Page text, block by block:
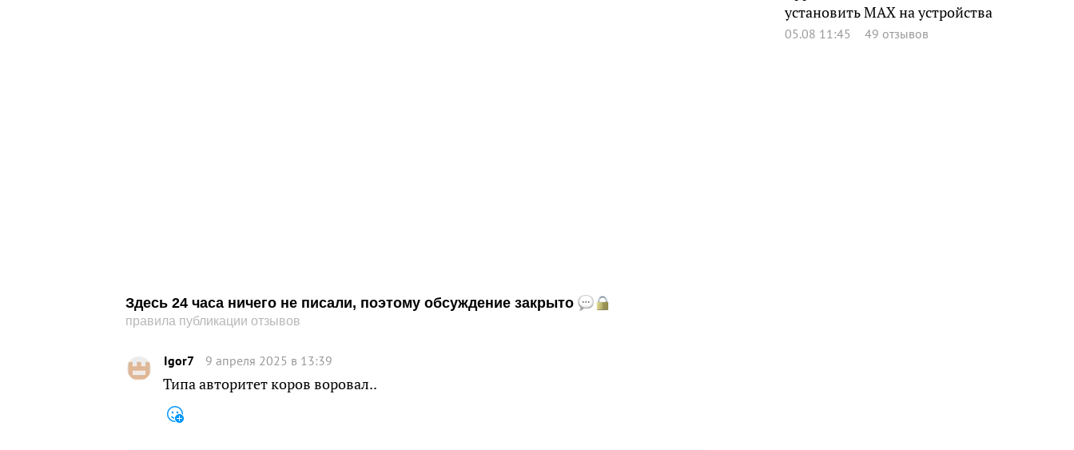
Здесь 24 часа ничего не писали, поэтому обсуждение закрыто
правила публикации отзывов
Igor7 9 апреля 2025 в 13:39
Типа авторитет коров воровал..
установить MAX на устройства
05.08 11:45 49 отзывов